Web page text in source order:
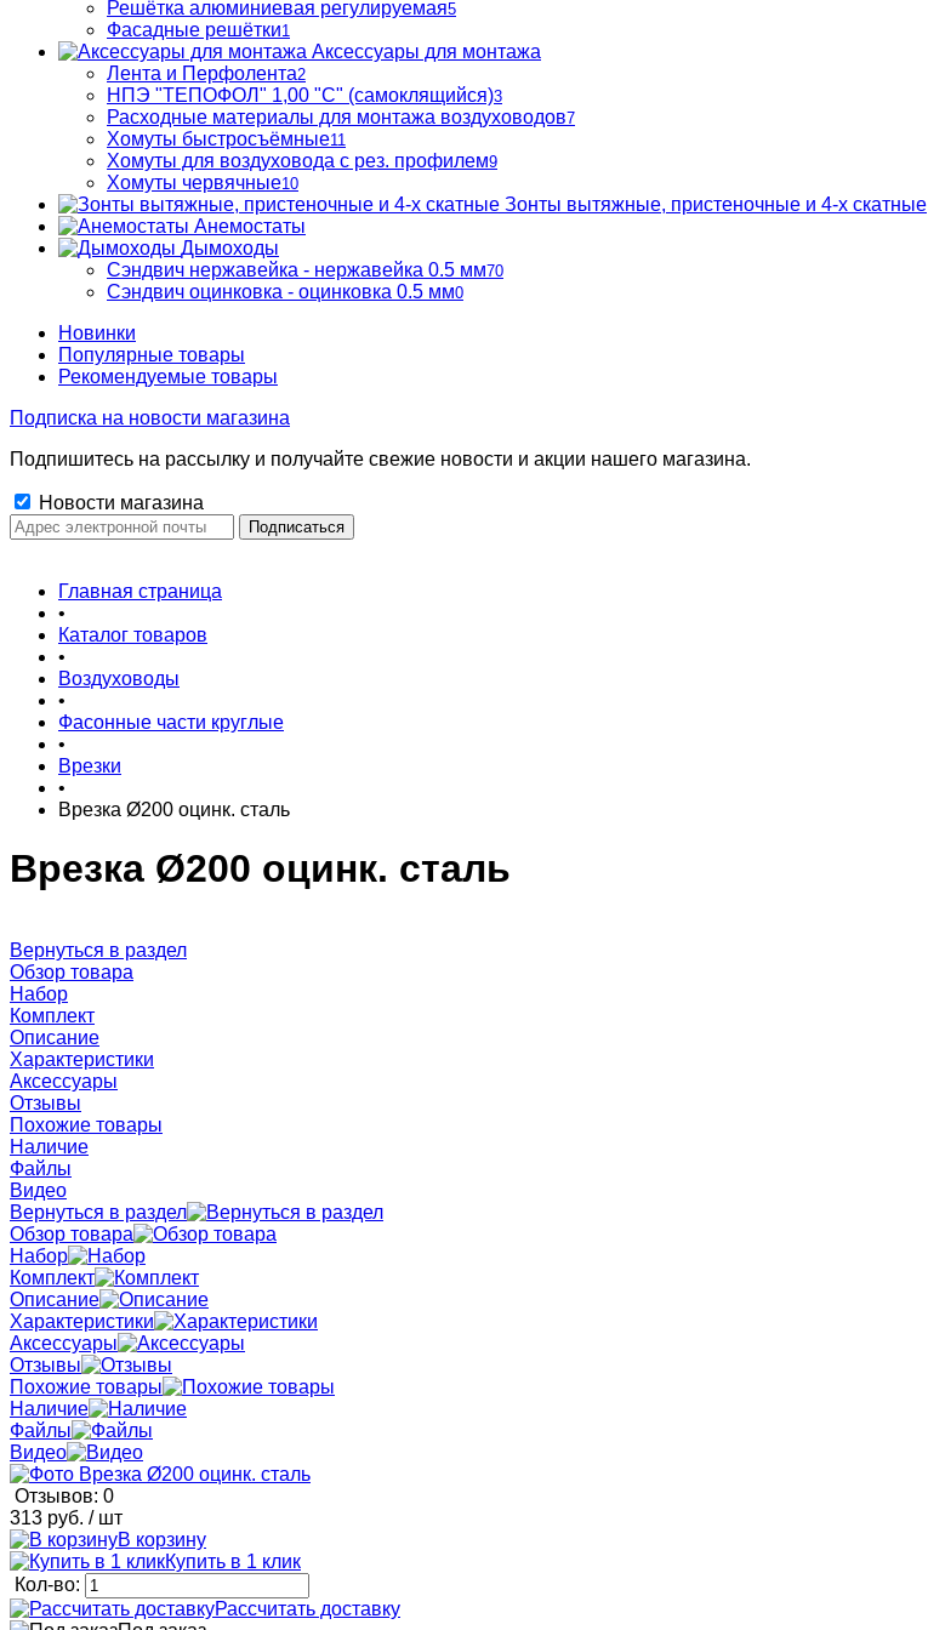
Решётка алюминиевая регулируемая5
Фасадные решётки1
Аксессуары для монтажа
Лента и Перфолента2
НПЭ "ТЕПОФОЛ" 1,00 "С" (самоклящийся)3
Расходные материалы для монтажа воздуховодов7
Хомуты быстросъёмные11
Хомуты для воздуховода с рез. профилем9
Хомуты червячные10
Зонты вытяжные, пристеночные и 4-х скатные
Анемостаты
Дымоходы
Сэндвич нержавейка - нержавейка 0.5 мм70
Сэндвич оцинковка - оцинковка 0.5 мм0
Новинки
Популярные товары
Рекомендуемые товары
Подписка на новости магазина
Подпишитесь на рассылку и получайте свежие новости и акции нашего магазина.
Новости магазина
Главная страница
•
Каталог товаров
•
Воздуховоды
•
Фасонные части круглые
•
Врезки
•
Врезка Ø200 оцинк. сталь
Врезка Ø200 оцинк. сталь
Вернуться в раздел
Обзор товара
Набор
Комплект
Описание
Характеристики
Аксессуары
Отзывы
Похожие товары
Наличие
Файлы
Видео
Вернуться в раздел
Обзор товара
Набор
Комплект
Описание
Характеристики
Аксессуары
Отзывы
Похожие товары
Наличие
Файлы
Видео
Отзывов: 0
313 руб. / шт
В корзину
Купить в 1 клик
Кол-во:
Рассчитать доставку